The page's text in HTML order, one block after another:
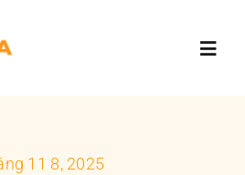
11 8, 2025